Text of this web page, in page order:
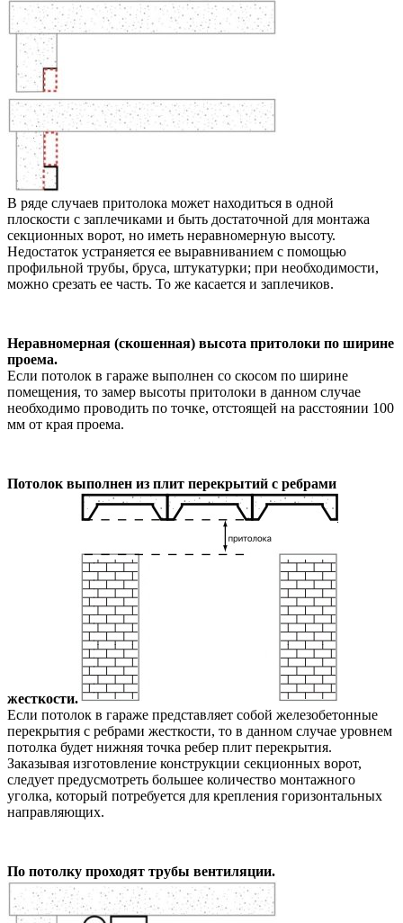
В ряде случаев притолока может находиться в одной
плоскости с заплечиками и быть достаточной для монтажа
секционных ворот, но иметь неравномерную высоту.
Недостаток устраняется ее выравниванием с помощью
профильной трубы, бруса, штукатурки; при необходимости,
можно срезать ее часть. То же касается и заплечиков.
Неравномерная (скошенная) высота притолоки по ширине
проема.
Если потолок в гараже выполнен со скосом по ширине
помещения, то замер высоты притолоки в данном случае
необходимо проводить по точке, отстоящей на расстоянии 100
мм от края проема.
Потолок выполнен из плит перекрытий с ребрами
жесткости.
Если потолок в гараже представляет собой железобетонные
перекрытия с ребрами жесткости, то в данном случае уровнем
потолка будет нижняя точка ребер плит перекрытия.
Заказывая изготовление конструкции секционных ворот,
следует предусмотреть большее количество монтажного
уголка, который потребуется для крепления горизонтальных
направляющих.
По потолку проходят трубы вентиляции.